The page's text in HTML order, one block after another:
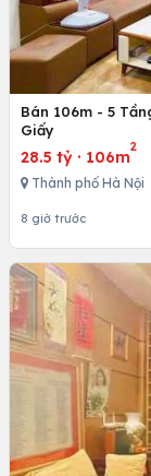
Bán 106m - 5
Giấy
28.5 tỷ · 106m
2
Thành phố Hà Nội
8 giờ trước